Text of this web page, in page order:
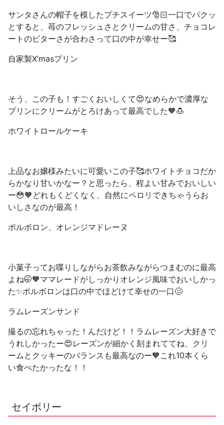
サンタさんの帽子を模したプチスイーツ🎅🏻一口でパクッ
とすると、苺のフレッシュさとクリームの甘さ、チョコレ
ートのビターさが合わさって口の中が幸せー🥰
自家製X’masプリン
そう、この子も！すごくおいしくて😍なめらかで濃厚な
プリンにクリームがとろけあって最高でした🧡🍮
ホワイトロールケーキ
上品なお嬢様みたいに可愛いこの子🥰ホワイトチョコだか
らかなり甘いかなー？と思ったら、程よい甘みでおいしい
ー😳🧡どれもくどくなく、自然にペロリできちゃうらお
いしさなのが最高！
ポルボロン、オレンジマドレーヌ
小菓子ってお喋りしながらお茶飲みながらつまむのに最高
よね🤭🧡ママレードがしっかりオレンジ風味でおいしかっ
た✨ポルボロンは口の中でほどけて幸せの一口🥴
ラムレーズンサンド
撮るの忘れちゃった！んだけど！！ラムレーズン大好きで
うれしかったー😍レーズンが細かく刻まれててね、クリ
ームとクッキーのバランスも最高なのー🧡これ10本くら
い食べたかったな！！
セイボリー